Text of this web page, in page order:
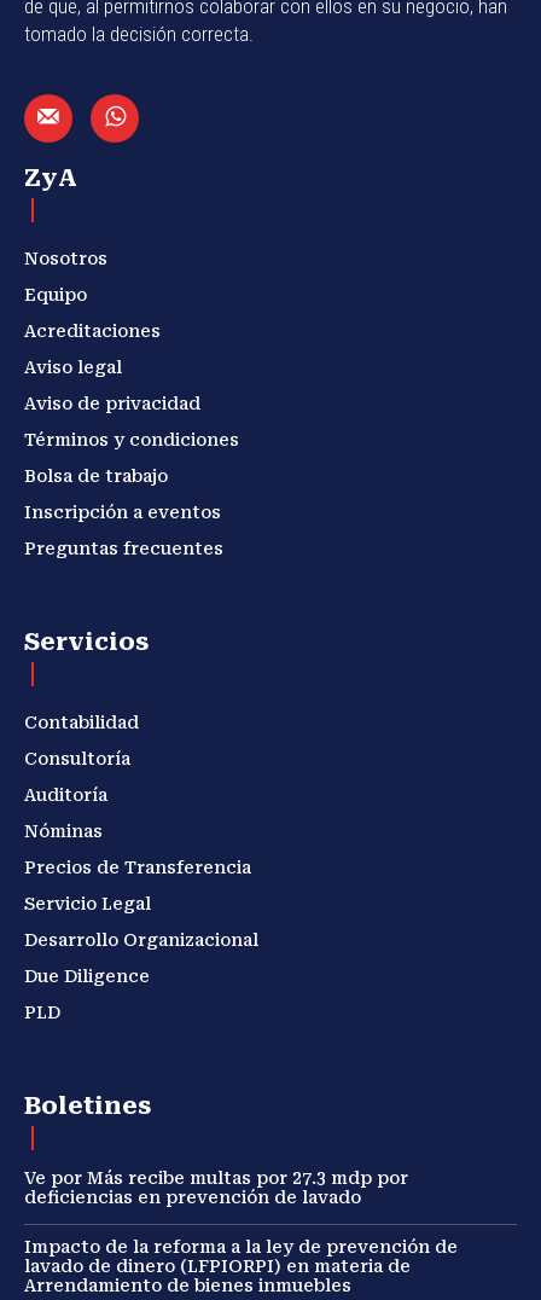
de que, al permitirnos colaborar con ellos en su negocio, han
tomado la decisión correcta.
ZyA
Nosotros
Equipo
Acreditaciones
Aviso legal
Aviso de privacidad
Términos y condiciones
Bolsa de trabajo
Inscripción a eventos
Preguntas frecuentes
Servicios
Contabilidad
Consultoría
Auditoría
Nóminas
Precios de Transferencia
Servicio Legal
Desarrollo Organizacional
Due Diligence
PLD
Boletines
Ve por Más recibe multas por 27.3 mdp por
deficiencias en prevención de lavado
Impacto de la reforma a la ley de prevención de
lavado de dinero (LFPIORPI) en materia de
Arrendamiento de bienes inmuebles